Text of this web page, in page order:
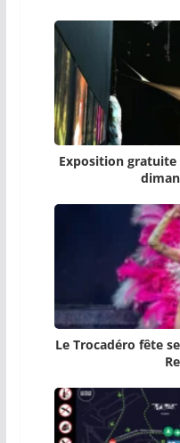
Exposition gratuite
Le Trocadéro fête